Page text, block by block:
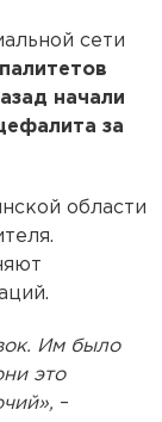
сети
начали
за
области
Им было
это
–